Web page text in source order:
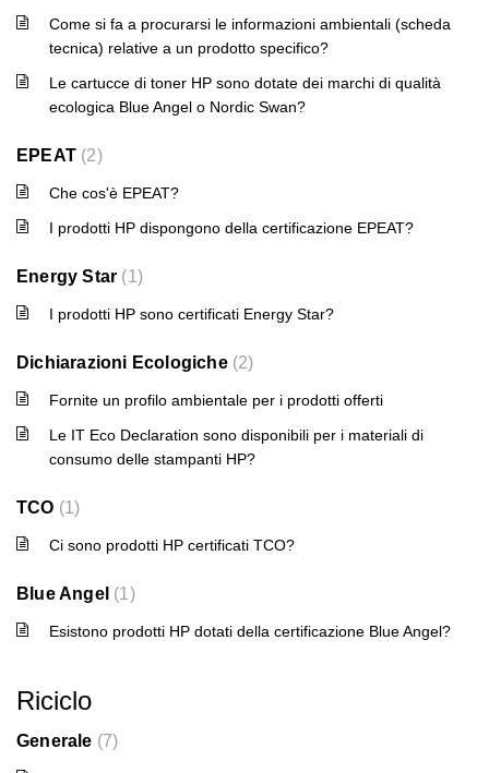
Come si fa a procurarsi le informazioni ambientali (scheda
tecnica) relative a un prodotto specifico?
Le cartucce di toner HP sono dotate dei marchi di qualità
ecologica Blue Angel o Nordic Swan?
EPEAT 2
Che cos'è EPEAT?
I prodotti HP dispongono della certificazione EPEAT?
Energy Star 1
I prodotti HP sono certificati Energy Star?
Dichiarazioni Ecologiche 2
Fornite un profilo ambientale per i prodotti offerti
Le IT Eco Declaration sono disponibili per i materiali di
consumo delle stampanti HP?
TCO 1
Ci sono prodotti HP certificati TCO?
Blue Angel 1
Esistono prodotti HP dotati della certificazione Blue Angel?
Riciclo
Generale 7